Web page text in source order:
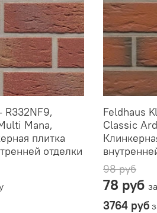
R332NF9,
Mana,
плитка
отделки
Feldhaus
Classic
98 руб
78 руб
3764 руб